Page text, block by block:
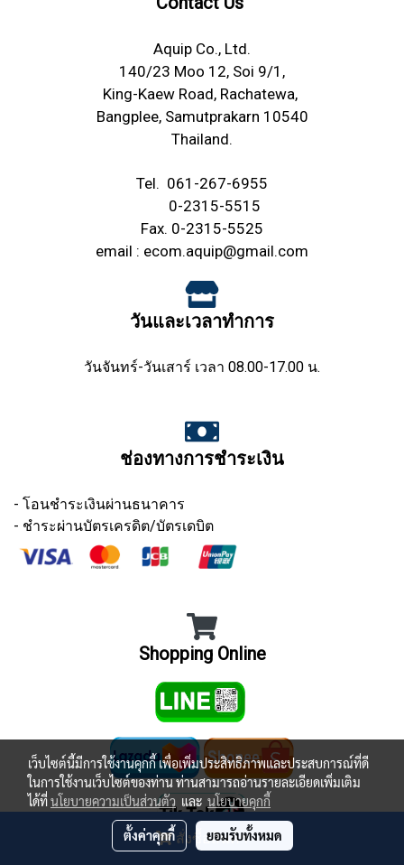
สั่งซื้อสินค้า
Aquip Co., Ltd.
140/23 Moo 12, Soi 9/1,
King-Kaew Road, Rachatewa,
Bangplee, Samutprakarn 10540
Thailand.
Tel. 061-267-6955
0-2315-5515
Fax. 0-2315-5525
email : ecom.aquip@gmail.com
วันและเวลาทำการ
วันจันทร์-วันเสาร์ เวลา 08.00-17.00 น.
ช่องทางการชำระเงิน
- โอนชำระเงินผ่านธนาคาร
- ชำระผ่านบัตรเครดิต/บัตรเดบิต
Shopping Online
เว็บไซต์นี้มีการใช้งานคุกกี้ เพื่อเพิ่มประสิทธิภาพและประสบการณ์ที่ดี
ในการใช้งานเว็บไซต์ของท่าน ท่านสามารถอ่านรายละเอียดเพิ่มเติม
ได้ที่นโยบายความเป็นส่วนตัว และ นโยบายคุกกี้
ตั้งค่าคุกกี้ ยอมรับทั้งหมด